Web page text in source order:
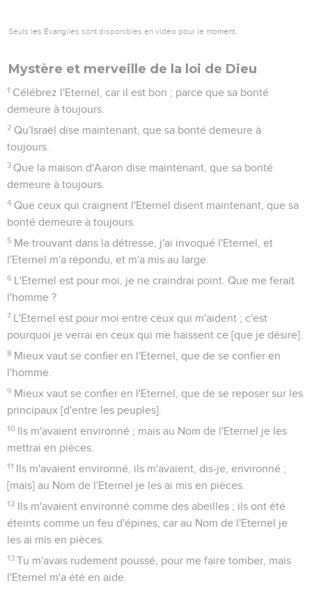
Seuls les Évangiles sont disponibles en vidéo pour le moment.
Mystère et merveille de la loi de Dieu
1 Célébrez l'Eternel, car il est bon ; parce que sa bonté
demeure à toujours.
2 Qu'Israël dise maintenant, que sa bonté demeure à
toujours.
3 Que la maison d'Aaron dise maintenant, que sa bonté
demeure à toujours.
4 Que ceux qui craignent l'Eternel disent maintenant, que sa
bonté demeure à toujours.
5 Me trouvant dans la détresse, j'ai invoqué l'Eternel, et
l'Eternel m'a répondu, et m'a mis au large.
6 L'Eternel est pour moi, je ne craindrai point. Que me ferait
l'homme ?
7 L'Eternel est pour moi entre ceux qui m'aident ; c'est
pourquoi je verrai en ceux qui me haïssent ce [que je désire].
8 Mieux vaut se confier en l'Eternel, que de se confier en
l'homme.
9 Mieux vaut se confier en l'Eternel, que de se reposer sur les
principaux [d'entre les peuples].
10 Ils m'avaient environné ; mais au Nom de l'Eternel je les
mettrai en pièces.
11 Ils m'avaient environné, ils m'avaient, dis-je, environné ;
[mais] au Nom de l'Eternel je les ai mis en pièces.
12 Ils m'avaient environné comme des abeilles ; ils ont été
éteints comme un feu d'épines, car au Nom de l'Eternel je
les ai mis en pièces.
13 Tu m'avais rudement poussé, pour me faire tomber, mais
l'Eternel m'a été en aide.